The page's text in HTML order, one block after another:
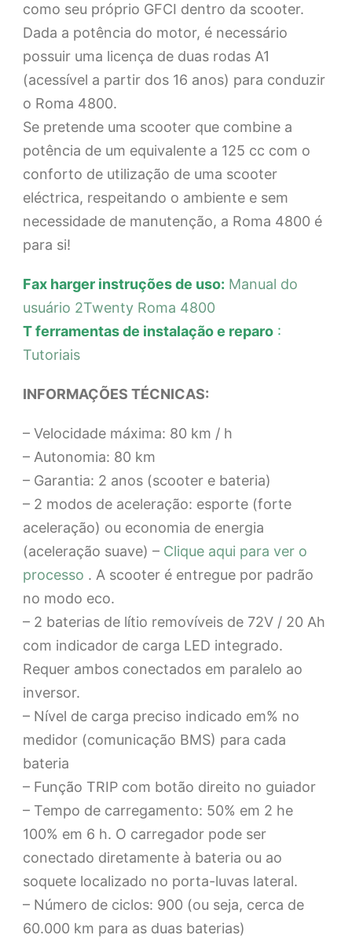
como seu próprio GFCI dentro da scooter.
Dada a potência do motor, é necessário
possuir uma licença de duas rodas A1
(acessível a partir dos 16 anos) para conduzir
o Roma 4800.
Se pretende uma scooter que combine a
potência de um equivalente a 125 cc com o
conforto de utilização de uma scooter
eléctrica, respeitando o ambiente e sem
necessidade de manutenção, a Roma 4800 é
para si!
Fax harger instruções de uso: Manual do
usuário 2Twenty Roma 4800
Tferramentas de instalação e reparo :
Tutoriais
INFORMAÇÕES TÉCNICAS:
– Velocidade máxima: 80 km / h
– Autonomia: 80 km
– Garantia: 2 anos (scooter e bateria)
– 2 modos de aceleração: esporte (forte
aceleração) ou economia de energia
(aceleração suave) – Clique aqui para ver o
processo . A scooter é entregue por padrão
no modo eco.
– 2 baterias de lítio removíveis de 72V / 20 Ah
com indicador de carga LED integrado.
Requer ambos conectados em paralelo ao
inversor.
– Nível de carga preciso indicado em% no
medidor (comunicação BMS) para cada
bateria
– Função TRIP com botão direito no guiador
– Tempo de carregamento: 50% em 2 he
100% em 6 h. O carregador pode ser
conectado diretamente à bateria ou ao
soquete localizado no porta-luvas lateral.
– Número de ciclos: 900 (ou seja, cerca de
60.000 km para as duas baterias)